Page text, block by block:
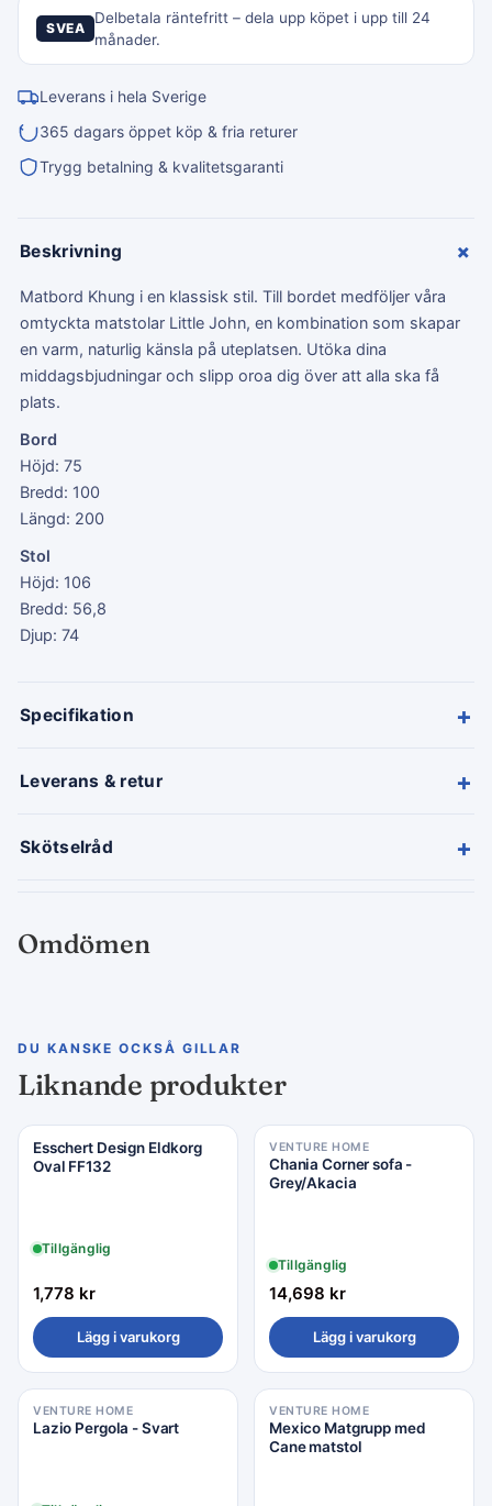
SVEA
Delbetala räntefritt – dela upp köpet i upp till 24
månader.
Leverans i hela Sverige
365 dagars öppet köp & fria returer
Trygg betalning & kvalitetsgaranti
Beskrivning +
Matbord Khung i en klassisk stil. Till bordet medföljer våra
omtyckta matstolar Little John, en kombination som skapar
en varm, naturlig känsla på uteplatsen. Utöka dina
middagsbjudningar och slipp oroa dig över att alla ska få
plats.
Bord
Höjd: 75
Bredd: 100
Längd: 200
Stol
Höjd: 106
Bredd: 56,8
Djup: 74
Specifikation +
Leverans & retur +
Skötselråd +
Omdömen
DU KANSKE OCKSÅ GILLAR
Liknande produkter
Esschert Design Eldkorg
Oval FF132
Tillgänglig
1,778 kr
Lägg i varukorg
VENTURE HOME
Chania Corner sofa -
Grey/Akacia
Tillgänglig
14,698 kr
Lägg i varukorg
VENTURE HOME
Lazio Pergola - Svart
VENTURE HOME
Mexico Matgrupp med
Cane matstol